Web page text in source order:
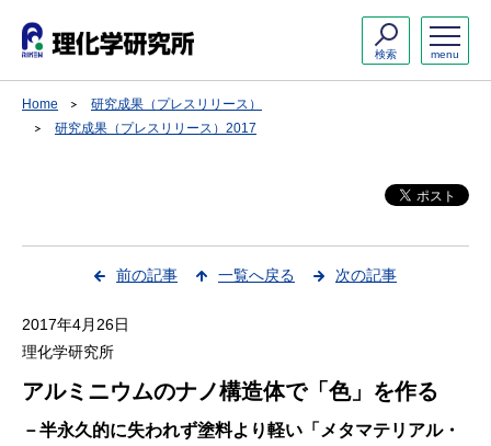
menu
検索
Home
研究成果（プレスリリース）
研究成果（プレスリリース）2017
前の記事 一覧へ戻る 次の記事
2017年4月26日
理化学研究所
アルミニウムのナノ構造体で「色」を作る
－半永久的に失われず塗料より軽い「メタマテリアル・